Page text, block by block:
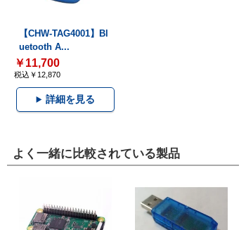
【CHW-TAG4001】Bl
uetooth A...
￥11,700
税込￥12,870
詳細を見る
よく一緒に比較されている製品